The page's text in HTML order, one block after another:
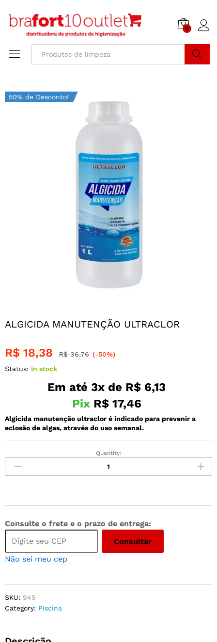
0
50% de Desconto!
ALGICIDA MANUTENÇÃO ULTRACLOR
R$ 18,38 R$36,76 (-50%)
Status: In stock
Em até 3x de R$ 6,13
Pix R$17,46
Algicida manutenção ultraclor é indicado para prevenir a
eclosão de algas, através do uso semanal.
Quantity:
Consulte o frete e o prazo de entrega:
Consultar
Não sei meu cep
SKU: 945
Category: Piscina